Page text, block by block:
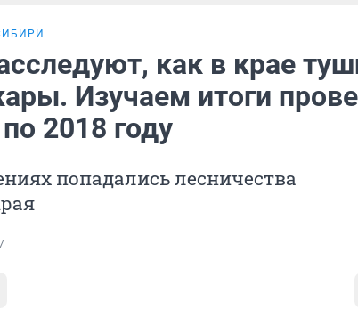
как в крае
Изучаем итоги
2018 году
попадались лесничества